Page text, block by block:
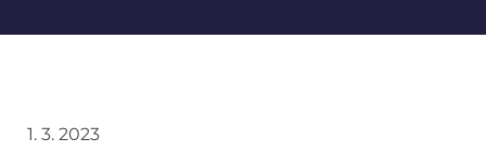
1. 3. 2023